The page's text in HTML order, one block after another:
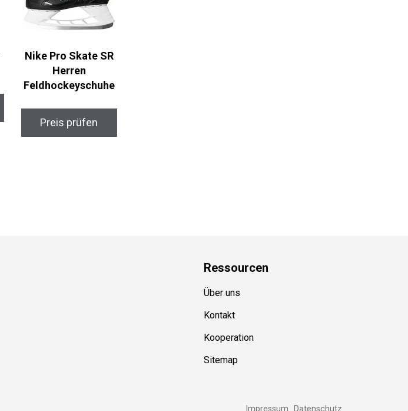
Nike Pro Skate SR
Herren
Feldhockeyschuhe
Preis prüfen
Ressourcen
Über uns
Kontakt
Kooperation
Sitemap